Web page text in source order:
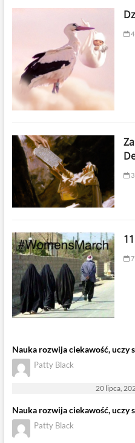
4
3
7
Nauka rozwija ciekawość, uczy
Patty Black
20 lipca,
Nauka rozwija ciekawość, uczy
Patty Black